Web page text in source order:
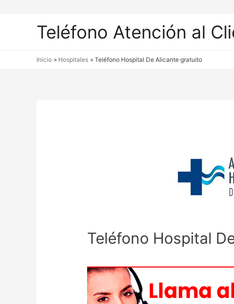
Teléfono Atención al
Inicio Hospitales Teléfono Hospital De Alicante gratuito
Teléfono Hospital